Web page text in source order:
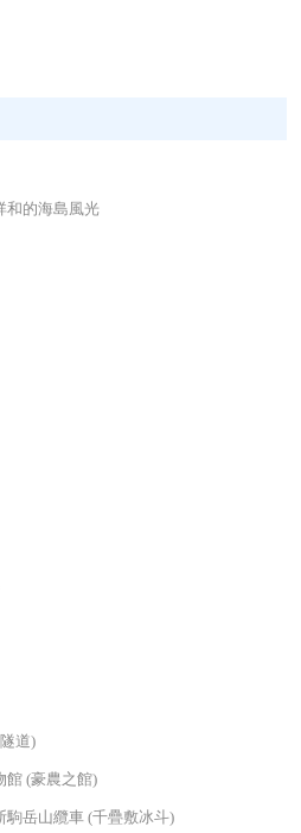
和的海島風光
道)
館 (豪農之館)
岳山纜車 (千疊敷冰斗)